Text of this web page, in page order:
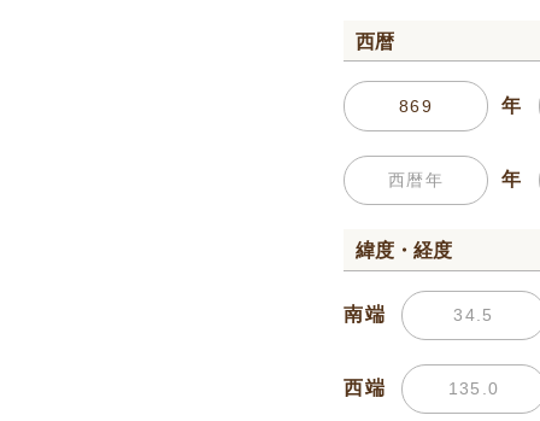
西暦
年
年
緯度・経度
南端
西端